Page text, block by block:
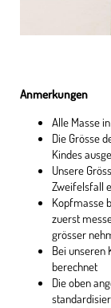
Anmerkungen
Alle Masse
Die Grösse
Kindes
Unsere
Zweifelsfall
Kopfmasse
zuerst
grösser
Bei unseren
berechnet
Die oben